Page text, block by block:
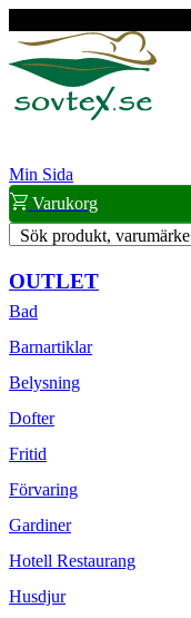
Min Sida
Varukorg
Sök produkt, varumärke
OUTLET
Bad
Barnartiklar
Belysning
Dofter
Fritid
Förvaring
Gardiner
Hotell Restaurang
Husdjur